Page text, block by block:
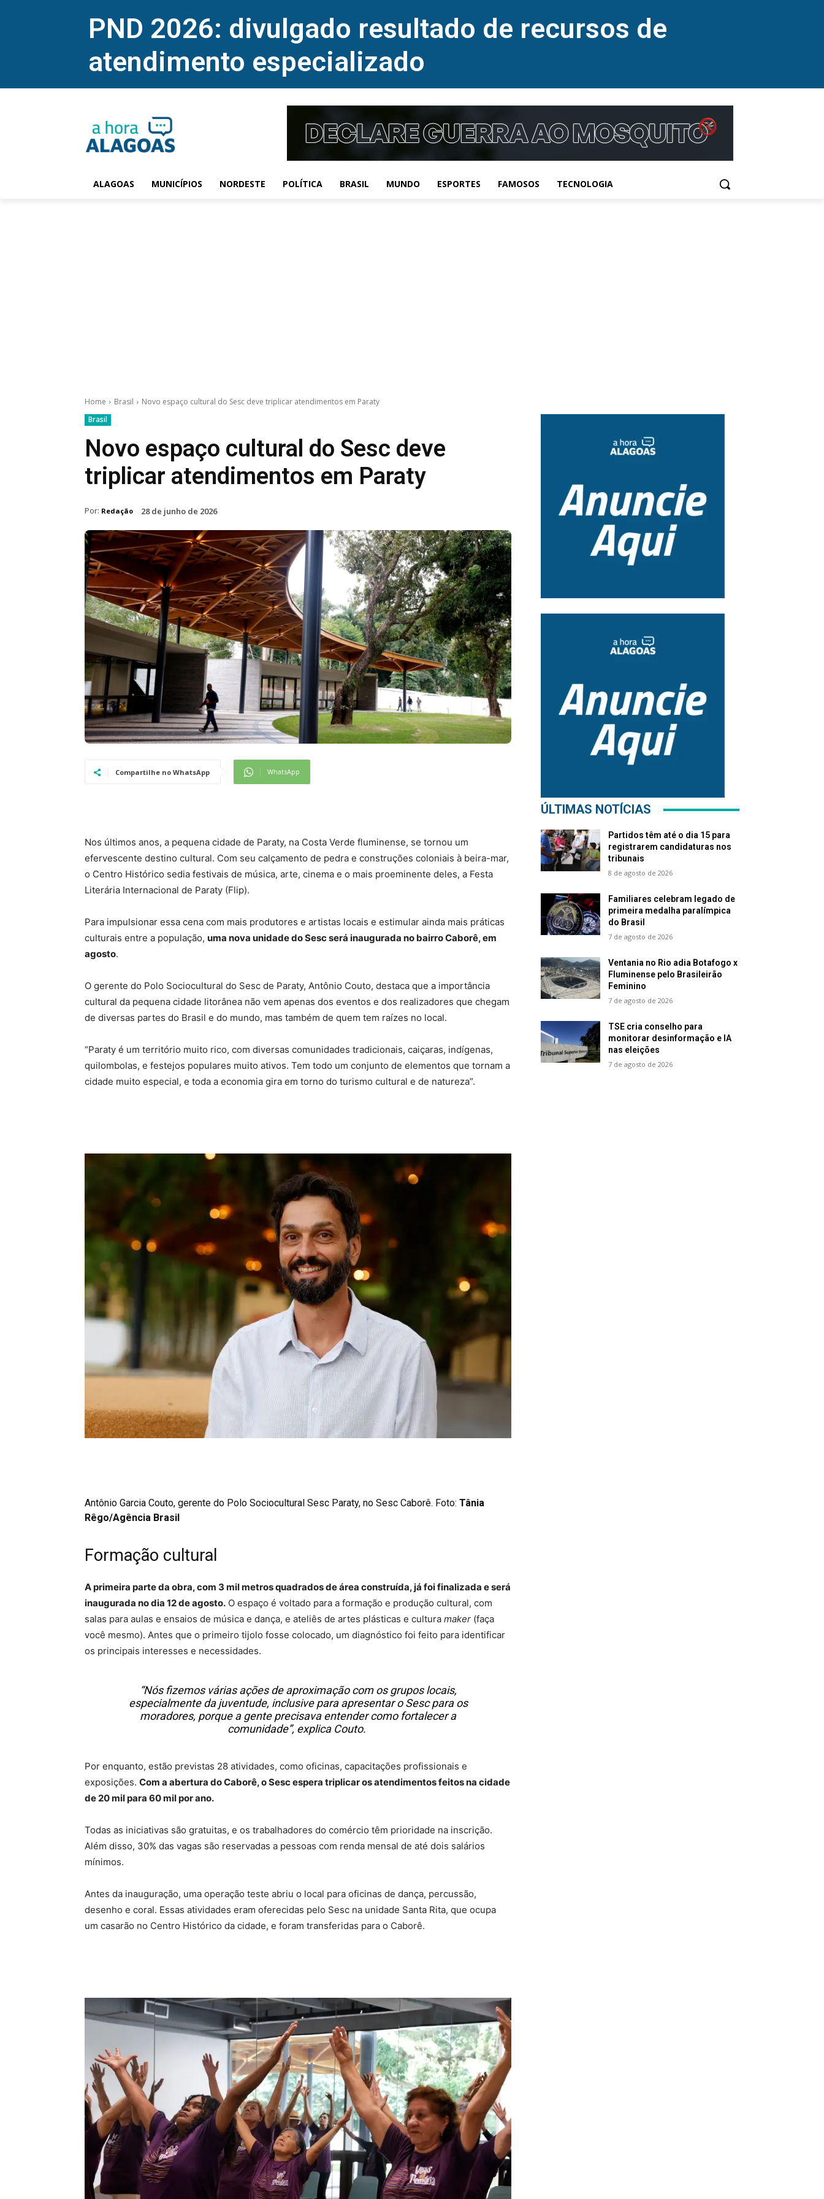
PND 2026: divulgado resultado de recursos de
atendimento especializado
ALAGOAS MUNICÍPIOS NORDESTE POLÍTICA BRASIL MUNDO ESPORTES FAMOSOS TECNOLOGIA
Home Brasil
Novo espaço cultural do Sesc deve triplicar atendimentos em Paraty
Brasil
Novo espaço cultural do Sesc deve
triplicar atendimentos em Paraty
Por: Redação 28 de junho de 2026
Compartilhe no WhatsApp WhatsApp
Nos últimos anos, a pequena cidade de Paraty, na Costa Verde fluminense, se tornou um
efervescente destino cultural. Com seu calçamento de pedra e construções coloniais à beira-mar,
o Centro Histórico sedia festivais de música, arte, cinema e o mais proeminente deles, a Festa
Literária Internacional de Paraty (Flip).
Para impulsionar essa cena com mais produtores e artistas locais e estimular ainda mais práticas
culturais entre a população, uma nova unidade do Sesc será inaugurada no bairro Caborê, em
agosto.
O gerente do Polo Sociocultural do Sesc de Paraty, Antônio Couto, destaca que a importância
cultural da pequena cidade litorânea não vem apenas dos eventos e dos realizadores que chegam
de diversas partes do Brasil e do mundo, mas também de quem tem raízes no local.
“Paraty é um território muito rico, com diversas comunidades tradicionais, caiçaras, indígenas,
quilombolas, e festejos populares muito ativos. Tem todo um conjunto de elementos que tornam a
cidade muito especial, e toda a economia gira em torno do turismo cultural e de natureza”.
Antônio Garcia Couto, gerente do Polo Sociocultural Sesc Paraty, no Sesc Caborê. Foto: Tânia
Rêgo/Agência Brasil
Formação cultural
A primeira parte da obra, com 3 mil metros quadrados de área construída, já foi finalizada e será
inaugurada no dia 12 de agosto. O espaço é voltado para a formação e produção cultural, com
salas para aulas e ensaios de música e dança, e ateliês de artes plásticas e cultura maker (faça
você mesmo). Antes que o primeiro tijolo fosse colocado, um diagnóstico foi feito para identificar
os principais interesses e necessidades.
“Nós fizemos várias ações de aproximação com os grupos locais,
especialmente da juventude, inclusive para apresentar o Sesc para os
moradores, porque a gente precisava entender como fortalecer a
comunidade”, explica Couto.
Por enquanto, estão previstas 28 atividades, como oficinas, capacitações profissionais e
exposições. Com a abertura do Caborê, o Sesc espera triplicar os atendimentos feitos na cidade
de 20 mil para 60 mil por ano.
Todas as iniciativas são gratuitas, e os trabalhadores do comércio têm prioridade na inscrição.
Além disso, 30% das vagas são reservadas a pessoas com renda mensal de até dois salários
mínimos.
Antes da inauguração, uma operação teste abriu o local para oficinas de dança, percussão,
desenho e coral. Essas atividades eram oferecidas pelo Sesc na unidade Santa Rita, que ocupa
um casarão no Centro Histórico da cidade, e foram transferidas para o Caborê.
ÚLTIMAS NOTÍCIAS
Partidos têm até o dia 15 para
registrarem candidaturas nos
tribunais
8 de agosto de 2026
Familiares celebram legado de
primeira medalha paralímpica
do Brasil
7 de agosto de 2026
Ventania no Rio adia Botafogo x
Fluminense pelo Brasileirão
Feminino
7 de agosto de 2026
TSE cria conselho para
monitorar desinformação e IA
nas eleições
7 de agosto de 2026